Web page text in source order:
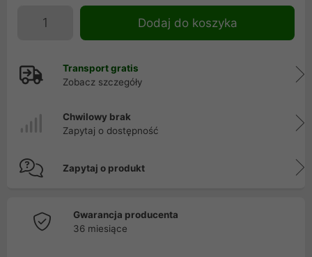
Dodaj do koszyka
Transport gratis
Zobacz szczegóły
Chwilowy brak
Zapytaj o dostępność
Zapytaj o produkt
Gwarancja producenta
36 miesiące